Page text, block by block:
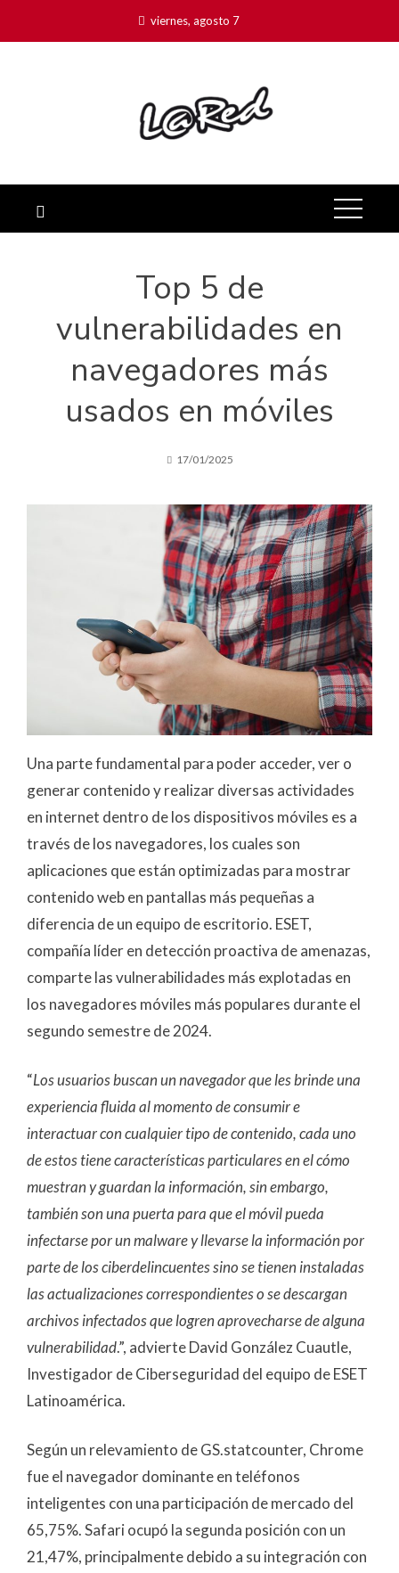
viernes, agosto 7
Top 5 de
vulnerabilidades en
navegadores más
usados en móviles
17/01/2025
Una parte fundamental para poder acceder, ver o
generar contenido y realizar diversas actividades
en internet dentro de los dispositivos móviles es a
través de los navegadores, los cuales son
aplicaciones que están optimizadas para mostrar
contenido web en pantallas más pequeñas a
diferencia de un equipo de escritorio. ESET,
compañía líder en detección proactiva de amenazas,
comparte las vulnerabilidades más explotadas en
los navegadores móviles más populares durante el
segundo semestre de 2024.
“Los usuarios buscan un navegador que les brinde una
experiencia fluida al momento de consumir e
interactuar con cualquier tipo de contenido, cada uno
de estos tiene características particulares en el cómo
muestran y guardan la información, sin embargo,
también son una puerta para que el móvil pueda
infectarse por un malware y llevarse la información por
parte de los ciberdelincuentes sino se tienen instaladas
las actualizaciones correspondientes o se descargan
archivos infectados que logren aprovecharse de alguna
vulnerabilidad.”, advierte David González Cuautle,
Investigador de Ciberseguridad del equipo de ESET
Latinoamérica.
Según un relevamiento de GS.statcounter, Chrome
fue el navegador dominante en teléfonos
inteligentes con una participación de mercado del
65,75%. Safari ocupó la segunda posición con un
21,47%, principalmente debido a su integración con